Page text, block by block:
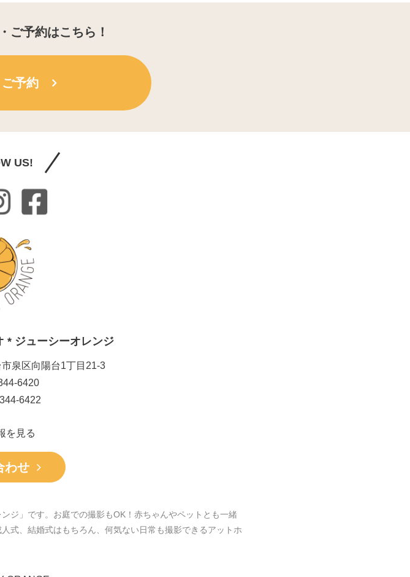
ご予約はこちら！
予約
US!
* ジューシーオレンジ
泉区向陽台1丁目21-3
6420
6422
を見る
わせ
ジ」です。お庭での撮影もOK！赤ちゃんやペットとも一緒
式、結婚式はもちろん、何気ない日常も撮影できるアットホ